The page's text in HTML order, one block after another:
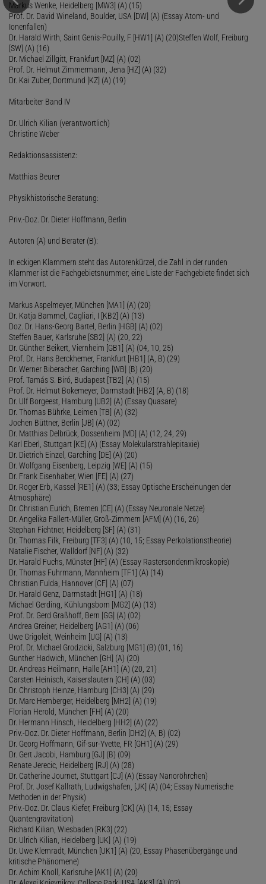
Markus Wenke, Heidelberg [MW3] (A) (15)
Prof. Dr. David Wineland, Boulder, USA [DW] (A) (Essay Atom- und
Ionenfallen)
Dr. Harald Wirth, Saint Genis-Pouilly, F [HW1] (A) (20)Steffen Wolf, Freiburg
[SW] (A) (16)
Dr. Michael Zillgitt, Frankfurt [MZ] (A) (02)
Prof. Dr. Helmut Zimmermann, Jena [HZ] (A) (32)
Dr. Kai Zuber, Dortmund [KZ] (A) (19)
Mitarbeiter Band IV
Dr. Ulrich Kilian (verantwortlich)
Christine Weber
Redaktionsassistenz:
Matthias Beurer
Physikhistorische Beratung:
Priv.-Doz. Dr. Dieter Hoffmann, Berlin
Autoren (A) und Berater (B):
In eckigen Klammern steht das Autorenkürzel, die Zahl in der runden
Klammer ist die Fachgebietsnummer; eine Liste der Fachgebiete findet sich
im Vorwort.
Markus Aspelmeyer, München [MA1] (A) (20)
Dr. Katja Bammel, Cagliari, I [KB2] (A) (13)
Doz. Dr. Hans-Georg Bartel, Berlin [HGB] (A) (02)
Steffen Bauer, Karlsruhe [SB2] (A) (20, 22)
Dr. Günther Beikert, Viernheim [GB1] (A) (04, 10, 25)
Prof. Dr. Hans Berckhemer, Frankfurt [HB1] (A, B) (29)
Dr. Werner Biberacher, Garching [WB] (B) (20)
Prof. Tamás S. Biró, Budapest [TB2] (A) (15)
Prof. Dr. Helmut Bokemeyer, Darmstadt [HB2] (A, B) (18)
Dr. Ulf Borgeest, Hamburg [UB2] (A) (Essay Quasare)
Dr. Thomas Bührke, Leimen [TB] (A) (32)
Jochen Büttner, Berlin [JB] (A) (02)
Dr. Matthias Delbrück, Dossenheim [MD] (A) (12, 24, 29)
Karl Eberl, Stuttgart [KE] (A) (Essay Molekularstrahlepitaxie)
Dr. Dietrich Einzel, Garching [DE] (A) (20)
Dr. Wolfgang Eisenberg, Leipzig [WE] (A) (15)
Dr. Frank Eisenhaber, Wien [FE] (A) (27)
Dr. Roger Erb, Kassel [RE1] (A) (33; Essay Optische Erscheinungen der
Atmosphäre)
Dr. Christian Eurich, Bremen [CE] (A) (Essay Neuronale Netze)
Dr. Angelika Fallert-Müller, Groß-Zimmern [AFM] (A) (16, 26)
Stephan Fichtner, Heidelberg [SF] (A) (31)
Dr. Thomas Filk, Freiburg [TF3] (A) (10, 15; Essay Perkolationstheorie)
Natalie Fischer, Walldorf [NF] (A) (32)
Dr. Harald Fuchs, Münster [HF] (A) (Essay Rastersondenmikroskopie)
Dr. Thomas Fuhrmann, Mannheim [TF1] (A) (14)
Christian Fulda, Hannover [CF] (A) (07)
Dr. Harald Genz, Darmstadt [HG1] (A) (18)
Michael Gerding, Kühlungsborn [MG2] (A) (13)
Prof. Dr. Gerd Graßhoff, Bern [GG] (A) (02)
Andrea Greiner, Heidelberg [AG1] (A) (06)
Uwe Grigoleit, Weinheim [UG] (A) (13)
Prof. Dr. Michael Grodzicki, Salzburg [MG1] (B) (01, 16)
Gunther Hadwich, München [GH] (A) (20)
Dr. Andreas Heilmann, Halle [AH1] (A) (20, 21)
Carsten Heinisch, Kaiserslautern [CH] (A) (03)
Dr. Christoph Heinze, Hamburg [CH3] (A) (29)
Dr. Marc Hemberger, Heidelberg [MH2] (A) (19)
Florian Herold, München [FH] (A) (20)
Dr. Hermann Hinsch, Heidelberg [HH2] (A) (22)
Priv.-Doz. Dr. Dieter Hoffmann, Berlin [DH2] (A, B) (02)
Dr. Georg Hoffmann, Gif-sur-Yvette, FR [GH1] (A) (29)
Dr. Gert Jacobi, Hamburg [GJ] (B) (09)
Renate Jerecic, Heidelberg [RJ] (A) (28)
Dr. Catherine Journet, Stuttgart [CJ] (A) (Essay Nanoröhrchen)
Prof. Dr. Josef Kallrath, Ludwigshafen, [JK] (A) (04; Essay Numerische
Methoden in der Physik)
Priv.-Doz. Dr. Claus Kiefer, Freiburg [CK] (A) (14, 15; Essay
Quantengravitation)
Richard Kilian, Wiesbaden [RK3] (22)
Dr. Ulrich Kilian, Heidelberg [UK] (A) (19)
Dr. Uwe Klemradt, München [UK1] (A) (20, Essay Phasenübergänge und
kritische Phänomene)
Dr. Achim Knoll, Karlsruhe [AK1] (A) (20)